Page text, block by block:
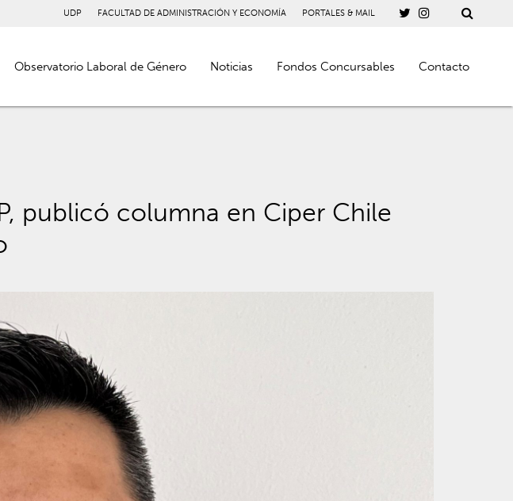
UDP FACULTAD DE ADMINISTRACIÓN Y ECONOMÍA PORTALES & MAIL
Observatorio Laboral de Género Noticias Fondos Concursables Contacto
publicó columna en Ciper Chile